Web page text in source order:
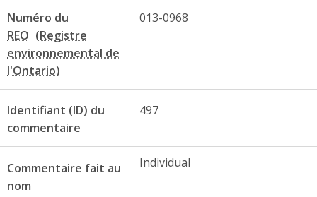
Numéro du
REO
013-0968
Identifiant (ID) du
commentaire
497
Commentaire fait au
nom
Individual